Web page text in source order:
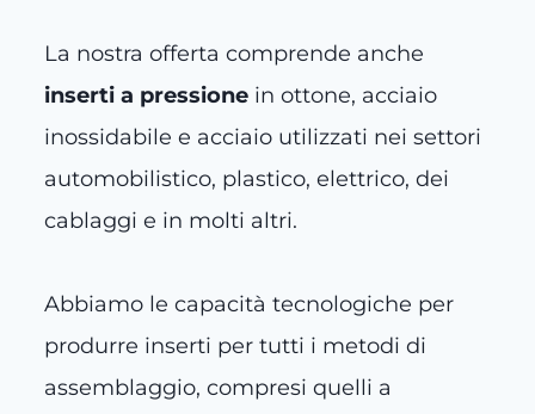
La nostra offerta comprende anche
inserti a pressione in ottone, acciaio
inossidabile e acciaio utilizzati nei settori
automobilistico, plastico, elettrico, dei
cablaggi e in molti altri.
Abbiamo le capacità tecnologiche per
produrre inserti per tutti i metodi di
assemblaggio, compresi quelli a